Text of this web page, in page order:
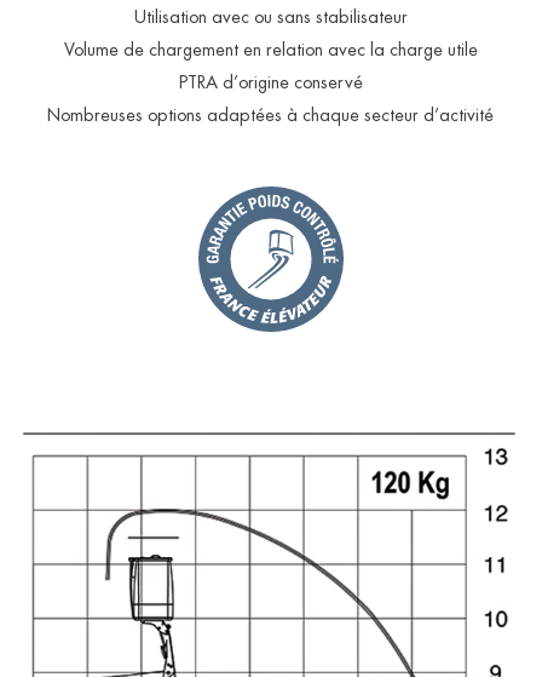
Utilisation avec ou sans stabilisateur
Volume de chargement en relation avec la charge utile
PTRA d’origine conservé
Nombreuses options adaptées à chaque secteur d’activité